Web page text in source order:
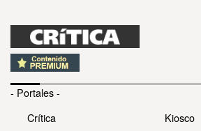
- Portales -
Crítica
Kiosco